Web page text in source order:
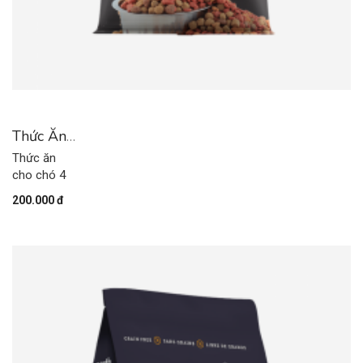
Thức Ăn
Cho Chó
4
Thức ăn
cho chó 4
200.000 đ